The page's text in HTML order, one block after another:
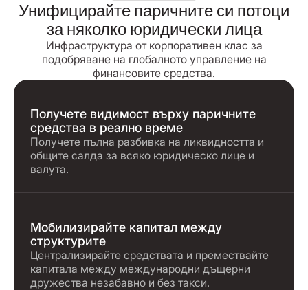
Унифицирайте паричните си потоци
за няколко юридически лица
Инфраструктура от корпоративен клас за
подобряване на глобалното управление на
финансовите средства.
Получете видимост върху паричните
средства в реално време
Получете пълна разбивка на ликвидността и
общите салда за всяко юридическо лице и
валута.
Мобилизирайте капитал между
структурите
Централизирайте средствата и премествайте
капитала между международни дъщерни
дружества незабавно и без такси.